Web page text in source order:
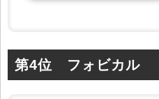
第4位 フォビカル